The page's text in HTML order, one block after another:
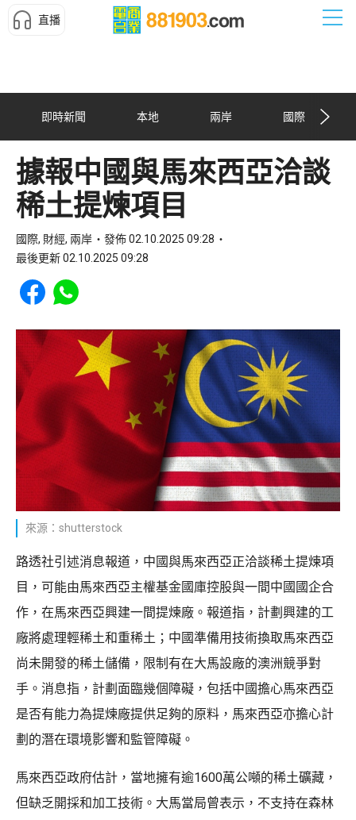
直播
即時新聞 本地 兩岸 國際
據報中國與馬來西亞洽談
稀土提煉項目
國際, 財經, 兩岸
發佈 02.10.2025 09:28
最後更新 02.10.2025 09:28
Share to Facebook
Share to WhatsApp
來源：shutterstock
路透社引述消息報道，中國與馬來西亞正洽談稀土提煉項
目，可能由馬來西亞主權基金國庫控股與一間中國國企合
作，在馬來西亞興建一間提煉廠。報道指，計劃興建的工
廠將處理輕稀土和重稀土；中國準備用技術換取馬來西亞
尚未開發的稀土儲備，限制有在大馬設廠的澳洲競爭對
手。消息指，計劃面臨幾個障礙，包括中國擔心馬來西亞
是否有能力為提煉廠提供足夠的原料，馬來西亞亦擔心計
劃的潛在環境影響和監管障礙。
馬來西亞政府估計，當地擁有逾1600萬公噸的稀土礦藏，
但缺乏開採和加工技術。大馬當局曾表示，不支持在森林